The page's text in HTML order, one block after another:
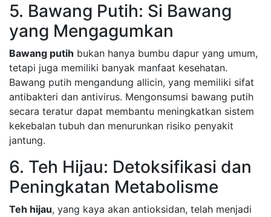
5. Bawang Putih: Si Bawang
yang Mengagumkan
Bawang putih bukan hanya bumbu dapur yang umum,
tetapi juga memiliki banyak manfaat kesehatan.
Bawang putih mengandung allicin, yang memiliki sifat
antibakteri dan antivirus. Mengonsumsi bawang putih
secara teratur dapat membantu meningkatkan sistem
kekebalan tubuh dan menurunkan risiko penyakit
jantung.
6. Teh Hijau: Detoksifikasi dan
Peningkatan Metabolisme
Teh hijau, yang kaya akan antioksidan, telah menjadi